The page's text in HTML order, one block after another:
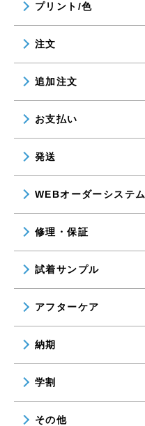
プリント/色
注文
追加注文
お支払い
発送
WEBオーダーシステム
修理・保証
試着サンプル
アフターケア
納期
学割
その他